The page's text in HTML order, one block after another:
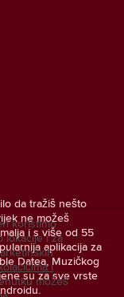
da tražiš nešto
ne možeš
i s više od 55
aplikacija za
Datea, Muzičkog
su za sve vrste
koristimo
lokacije i za
i
možeš